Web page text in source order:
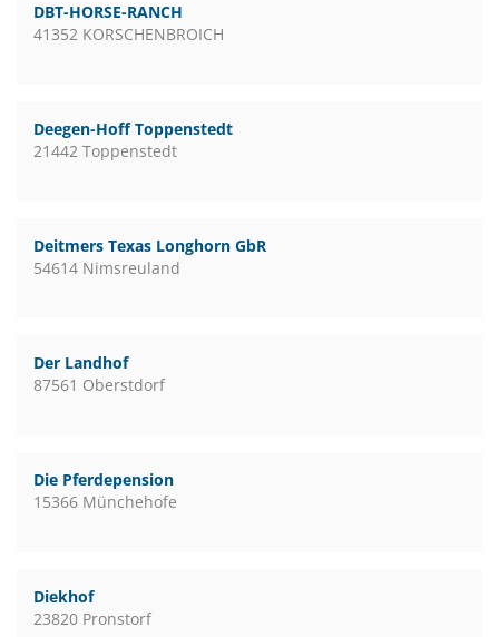
DBT-HORSE-RANCH
41352 KORSCHENBROICH
Deegen-Hoff Toppenstedt
21442 Toppenstedt
Deitmers Texas Longhorn GbR
54614 Nimsreuland
Der Landhof
87561 Oberstdorf
Die Pferdepension
15366 Münchehofe
Diekhof
23820 Pronstorf